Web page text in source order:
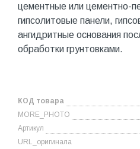
цементные или цементно-
гипсолитовые панели,
ангидритные основания
обработки грунтовками.
КОД товара
MORE_PHOTO
Артикул
URL_оригинала